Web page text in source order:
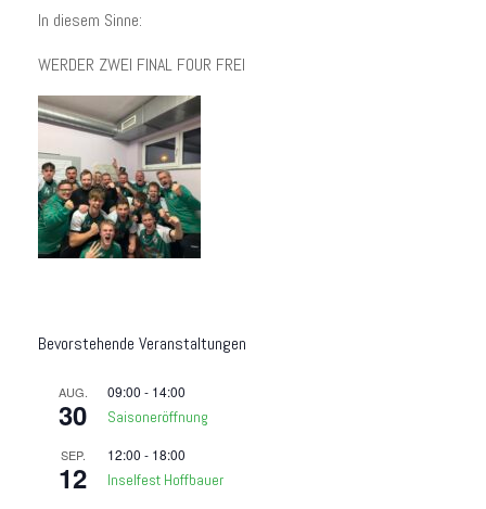
In diesem Sinne:
WERDER ZWEI FINAL FOUR FREI
Bevorstehende Veranstaltungen
AUG.
30
09:00 - 14:00
Saisoneröffnung
SEP.
12
12:00 - 18:00
Inselfest Hoffbauer